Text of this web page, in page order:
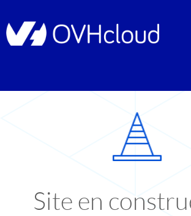
Site en